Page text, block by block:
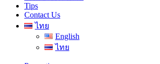
Tips
Contact Us
ไทย
English
ไทย